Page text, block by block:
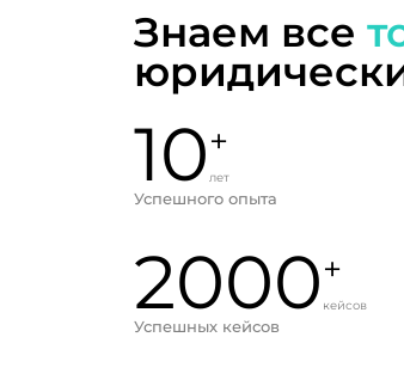
Знаем все
10+
лет
Успешного опыта
2000+
кейсов
Успешных кейсов